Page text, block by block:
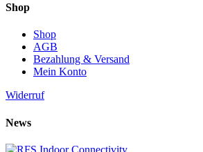
Shop
Shop
AGB
Bezahlung & Versand
Mein Konto
Widerruf
News